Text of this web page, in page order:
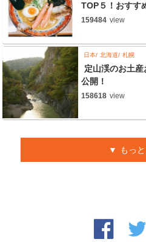
TOP５！おすす
159484 view
日本 北海道 札幌
定山渓のお土
公開！
158618 view
もっ